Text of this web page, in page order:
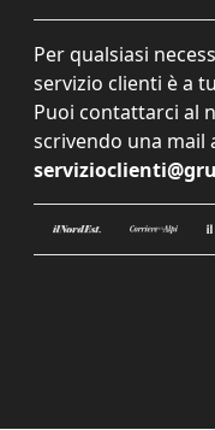
Per qualsiasi
servizio clienti è a
Puoi contattarci al
scrivendo una mail